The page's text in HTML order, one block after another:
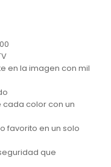
en la imagen con mil
cada color con un
favorito en un solo
que